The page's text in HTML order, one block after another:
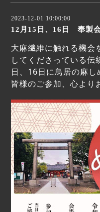
2023-12-01 10:00:00
12月15日、16日 奉製
大麻繊維に触れる機会
してくださっている
日、16日に鳥居の麻
皆様のご参加、心より